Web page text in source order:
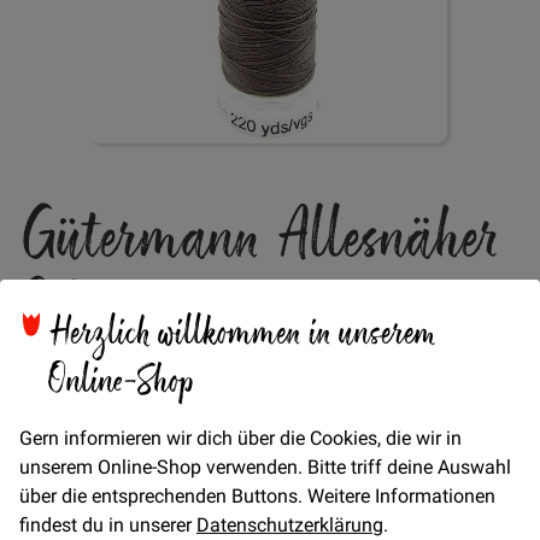
Herzlich willkommen in unserem
Online-Shop
Gern informieren wir dich über die Cookies, die wir in
unserem Online-Shop verwenden. Bitte triff deine Auswahl
über die entsprechenden Buttons. Weitere Informationen
findest du in unsererDatenschutzerklärung.
der
Bildgalerie
springen
Gütermann Allesnäher
Col. 635
Verfügbarkeit Auf Lager
4,95 €
Menge